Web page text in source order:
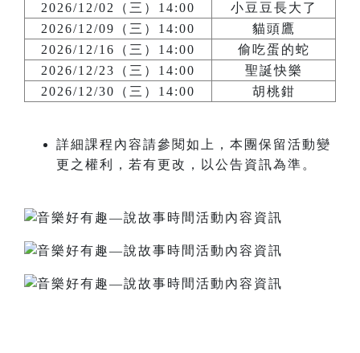
2026/12/02（三）14:00
小豆豆長大了
2026/12/09（三）14:00
貓頭鷹
2026/12/16（三）14:00
偷吃蛋的蛇
2026/12/23（三）14:00
聖誕快樂
2026/12/30（三）14:00
胡桃鉗
詳細課程內容請參閱如上，本團保留活動變
更之權利，若有更改，以公告資訊為準。